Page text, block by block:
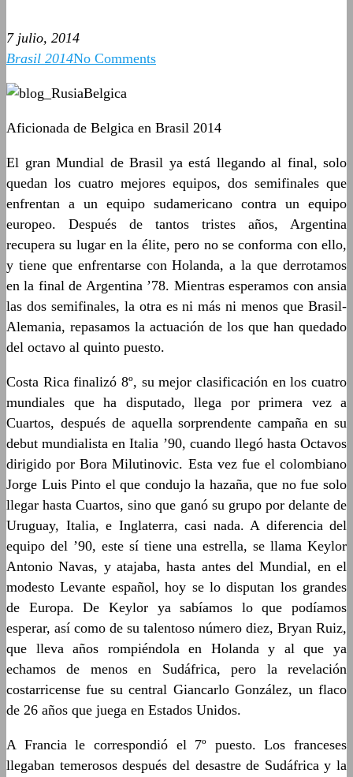
7 julio, 2014
Brasil 2014No Comments
Aficionada de Belgica en Brasil 2014
El gran Mundial de Brasil ya está llegando al final, solo
quedan los cuatro mejores equipos, dos semifinales que
enfrentan a un equipo sudamericano contra un equipo
europeo. Después de tantos tristes años, Argentina
recupera su lugar en la élite, pero no se conforma con ello,
y tiene que enfrentarse con Holanda, a la que derrotamos
en la final de Argentina ’78. Mientras esperamos con ansia
las dos semifinales, la otra es ni más ni menos que Brasil-
Alemania, repasamos la actuación de los que han quedado
del octavo al quinto puesto.
Costa Rica finalizó 8º, su mejor clasificación en los cuatro
mundiales que ha disputado, llega por primera vez a
Cuartos, después de aquella sorprendente campaña en su
debut mundialista en Italia ’90, cuando llegó hasta Octavos
dirigido por Bora Milutinovic. Esta vez fue el colombiano
Jorge Luis Pinto el que condujo la hazaña, que no fue solo
llegar hasta Cuartos, sino que ganó su grupo por delante de
Uruguay, Italia, e Inglaterra, casi nada. A diferencia del
equipo del ’90, este sí tiene una estrella, se llama Keylor
Antonio Navas, y atajaba, hasta antes del Mundial, en el
modesto Levante español, hoy se lo disputan los grandes
de Europa. De Keylor ya sabíamos lo que podíamos
esperar, así como de su talentoso número diez, Bryan Ruiz,
que lleva años rompiéndola en Holanda y al que ya
echamos de menos en Sudáfrica, pero la revelación
costarricense fue su central Giancarlo González, un flaco
de 26 años que juega en Estados Unidos.
A Francia le correspondió el 7º puesto. Los franceses
llegaban temerosos después del desastre de Sudáfrica y la